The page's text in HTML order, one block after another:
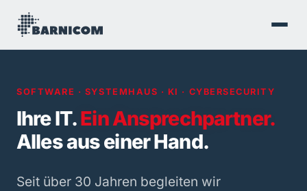
SOFTWARE · SYSTEMHAUS · KI · CYBERSECURITY
Ihre IT.Ein Ansprechpartner.
Alles aus einer Hand.
Seit über 30 Jahren begleiten wir